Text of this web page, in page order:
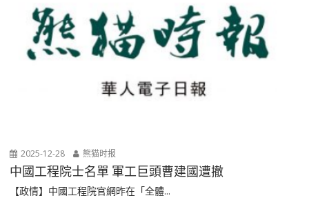
2025-12-28 熊猫时报
中國工程院士名單 軍工巨頭曹建國遭撤
【政情】中國工程院官網昨在「全體...